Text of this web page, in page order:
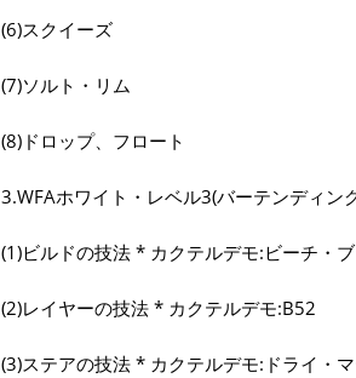
(6)スクイーズ
(7)ソルト・リム
(8)ドロップ、フロート
3.WFAホワイト・レベル3(バーテンディン
(1)ビルドの技法 * カクテルデモ:ビーチ・
(2)レイヤーの技法 * カクテルデモ:B52
(3)ステアの技法 * カクテルデモ:ドライ・